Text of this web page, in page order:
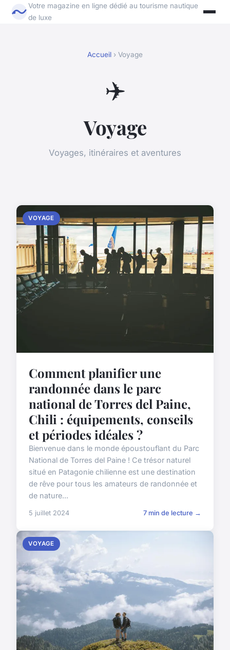
Votre magazine en ligne dédié au tourisme nautique
de luxe
Accueil › Voyage
✈️
Voyage
Voyages, itinéraires et aventures
VOYAGE
Comment planifier une
randonnée dans le parc
national de Torres del Paine,
Chili : équipements, conseils
et périodes idéales ?
Bienvenue dans le monde époustouflant du Parc
National de Torres del Paine ! Ce trésor naturel
situé en Patagonie chilienne est une destination
de rêve pour tous les amateurs de randonnée et
de nature...
5 juillet 2024 7 min de lecture →
VOYAGE